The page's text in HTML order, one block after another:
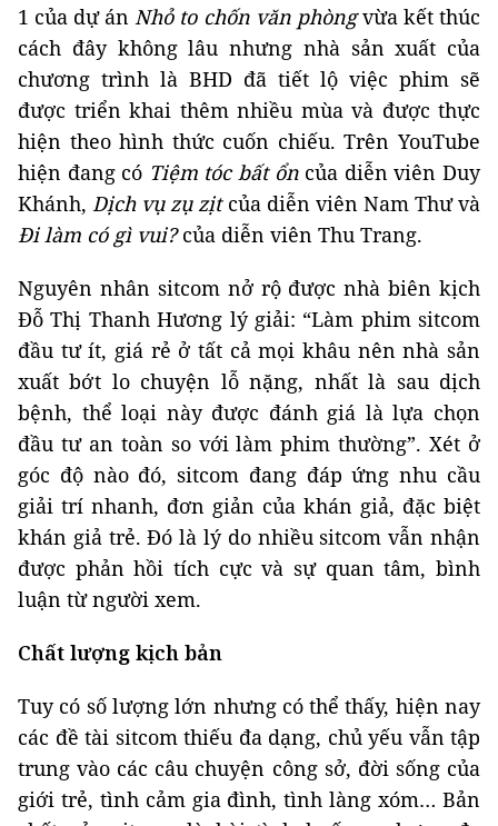
1 của dự án Nhỏ to chốn văn phòngvừa kết thúc
cách đây không lâu nhưng nhà sản xuất của
chương trình là BHD đã tiết lộ việc phim sẽ
được triển khai thêm nhiều mùa và được thực
hiện theo hình thức cuốn chiếu. Trên YouTube
hiện đang có Tiệm tóc bất ổncủa diễn viên Duy
Khánh, Dịch vụ zụ zịt của diễn viên Nam Thư và
Đi làm có gì vui?của diễn viên Thu Trang.
Nguyên nhân sitcom nở rộ được nhà biên kịch
Đỗ Thị Thanh Hương lý giải: “Làm phim sitcom
đầu tư ít, giá rẻ ở tất cả mọi khâu nên nhà sản
xuất bớt lo chuyện lỗ nặng, nhất là sau dịch
bệnh, thể loại này được đánh giá là lựa chọn
đầu tư an toàn so với làm phim thường”. Xét ở
góc độ nào đó, sitcom đang đáp ứng nhu cầu
giải trí nhanh, đơn giản của khán giả, đặc biệt
khán giả trẻ. Đó là lý do nhiều sitcom vẫn nhận
được phản hồi tích cực và sự quan tâm, bình
luận từ người xem.
Chất lượng kịch bản
Tuy có số lượng lớn nhưng có thể thấy, hiện nay
các đề tài sitcom thiếu đa dạng, chủ yếu vẫn tập
trung vào các câu chuyện công sở, đời sống của
giới trẻ, tình cảm gia đình, tình làng xóm… Bản